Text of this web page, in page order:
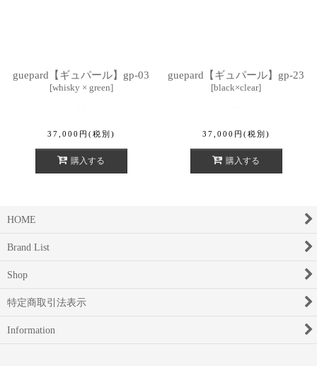
guepard【ギュパール】gp-03
[whisky × green]
37,000 円 (税別)
購入する
guepard【ギュパール】gp-23
[black×clear]
37,000 円 (税別)
購入する
HOME
Brand List
Shop
特定商取引法表示
Information